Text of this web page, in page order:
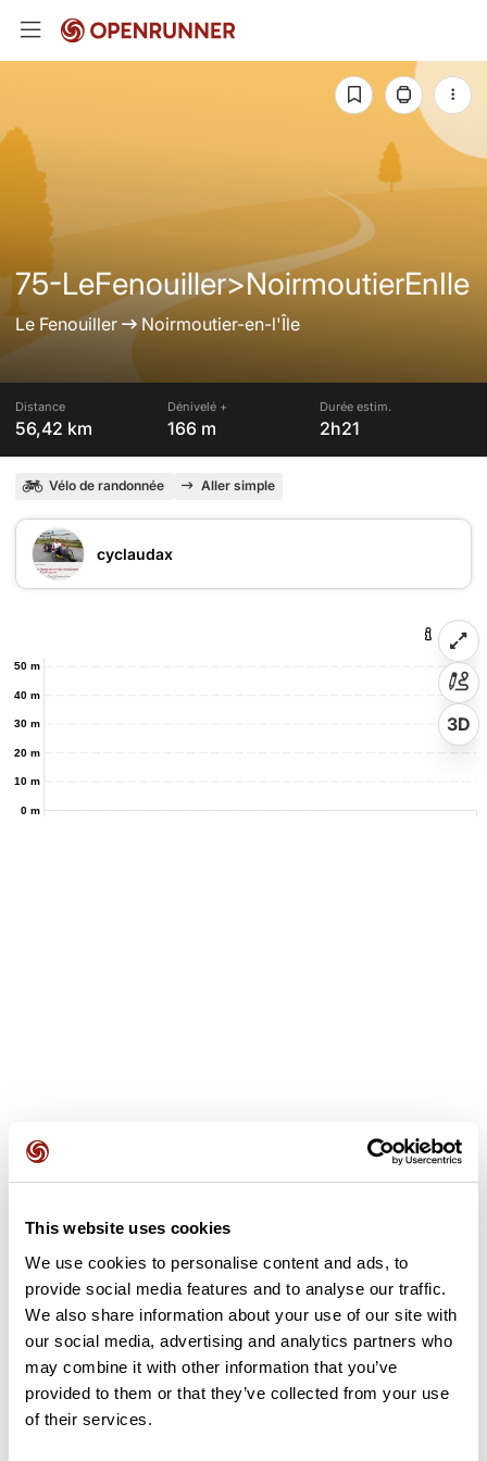
This website uses cookies
We use cookies to personalise content and ads, to
provide social media features and to analyse our traffic.
We also share information about your use of our site with
our social media, advertising and analytics partners who
may combine it with other information that you’ve
provided to them or that they’ve collected from your use
of their services.
75-LeFenouiller>NoirmoutierEnIle
Le Fenouiller Noirmoutier-en-l'Île
Distance
56,42 km
Dénivelé +
166 m
Durée estim.
2h21
Vélo de randonnée Aller simple
cyclaudax
0 m
10 m
20 m
30 m
40 m
50 m
3D
Avis des utilisateurs
Soyez le premier à ajouter un avis !
Ajouter un avis
Résumé